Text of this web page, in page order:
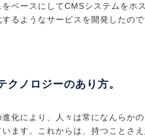
をベースにしてCMSシステムをホ
るようなサービスを開発したの
クノロジーのあり方。
化により、人々は常になんらか
ます。これからは、持つことさ